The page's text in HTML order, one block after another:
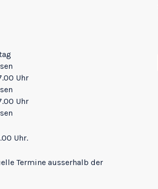
Uhr
Uhr
Uhr.
Termine ausserhalb der